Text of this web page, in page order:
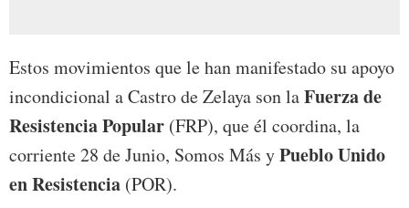
Estos movimientos que le han manifestado su apoyo
incondicional a Castro de Zelaya son laFuerza de
Resistencia Popular (FRP), que él coordina, la
corriente 28 de Junio, Somos Más yPueblo Unido
en Resistencia (POR).